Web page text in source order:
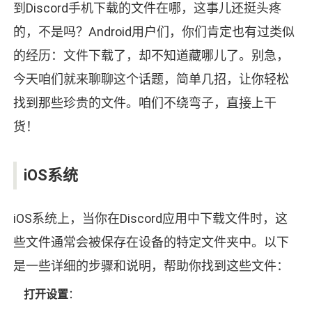
到Discord手机下载的文件在哪，这事儿还挺头疼
的，不是吗？Android用户们，你们肯定也有过类似
的经历：文件下载了，却不知道藏哪儿了。别急，
今天咱们就来聊聊这个话题，简单几招，让你轻松
找到那些珍贵的文件。咱们不绕弯子，直接上干
货！
iOS系统
iOS系统上，当你在Discord应用中下载文件时，这
些文件通常会被保存在设备的特定文件夹中。以下
是一些详细的步骤和说明，帮助你找到这些文件：
打开设置：